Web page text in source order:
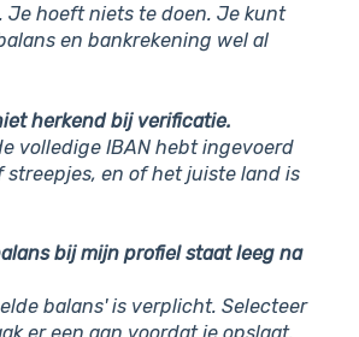
Je hoeft niets te doen. Je kunt
en bankrekening wel al
herkend bij verificatie.
volledige IBAN hebt ingevoerd
streepjes, en of het juiste land is
bij mijn profiel staat leeg na
balans' is verplicht. Selecteer